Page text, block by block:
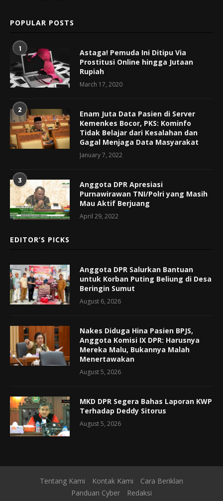
POPULAR POSTS
1
Astaga! Pemuda Ini Ditipu Via
Prostitusi Online hingga Jutaan
Rupiah
March 17, 2020
2
Enam Juta Data Pasien di Server
Kemenkes Bocor, PKS: Kominfo
Tidak Belajar dari Kesalahan dan
Gagal Menjaga Data Masyarakat
January 7, 2022
3
Anggota DPR Apresiasi
Purnawirawan TNI/Polri yang Masih
Mau Aktif Berjuang
April 29, 2022
EDITOR’S PICKS
Anggota DPR Salurkan Bantuan
untuk Korban Puting Beliung di Desa
Beringin Sumut
August 6, 2026
Nakes Diduga Hina Pasien BPJS,
Anggota Komisi IX DPR: Harusnya
Mereka Malu, Bukannya Malah
Menertawakan
August 5, 2026
MKD DPR Segera Bahas Laporan KWP
Terhadap Deddy Sitorus
August 5, 2026
Tentang Kami Kontak Kami
Cara Beriklan
Panduan Cyber
Redaksi